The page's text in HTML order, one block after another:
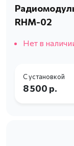
RHM-02
Нет в
С установкой
8 500 р.